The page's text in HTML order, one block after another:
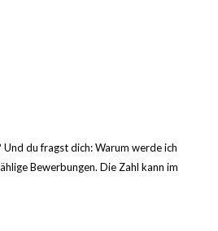
du fragst dich: Warum werde ich
Bewerbungen. Die Zahl kann im